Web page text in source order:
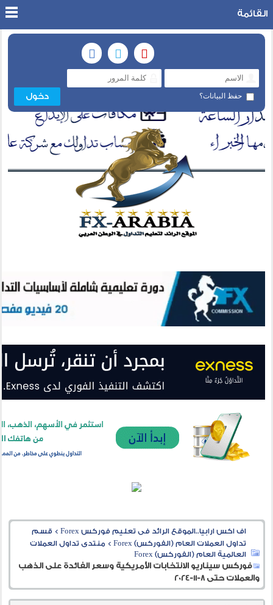
حفظ البيانات؟
القائمة
اف اكس ارابيا..الموقع الرائد فى تعليم فوركس Forex > قسم
تداول العملات العام (الفوركس) Forex
> منتدى تداول العملات
العالمية العام (الفوركس) Forex
فوركس سيناريو الانتخابات الأمريكية وسعر الفائدة على الذهب
والعملات حتى 8-11-2024